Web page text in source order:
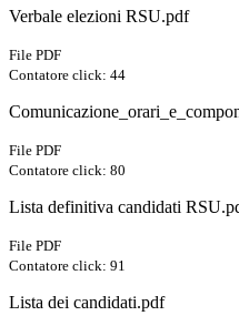
Verbale elezioni RSU.pdf
File PDF
Contatore click: 44
File PDF
Contatore click: 80
Lista definitiva candidati
File PDF
Contatore click: 91
Lista dei candidati.pdf